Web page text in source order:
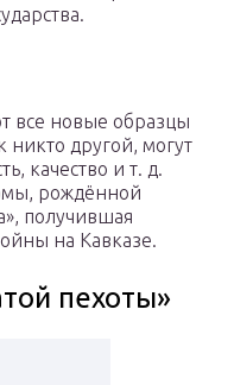
все новые образцы
другой, могут
качество и т. д.
рождённой
получившая
на Кавказе.
пехоты»